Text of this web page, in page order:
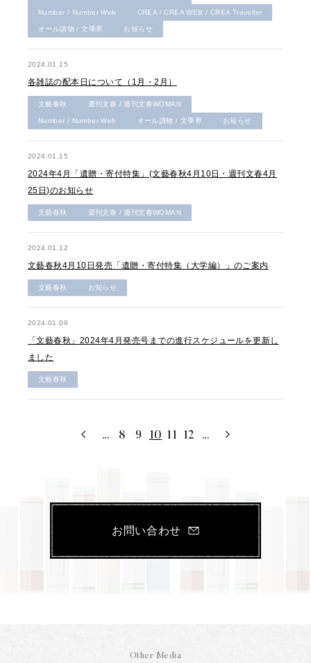
Number / Number Web CREA / CREA WEB / CREA Traveller
オール讀物 / 文學界 お知らせ
2024.01.15
各雑誌の配本日について（1月・2月）
文藝春秋 週刊文春 / 週刊文春WOMAN
Number / Number Web オール讀物 / 文學界 お知らせ
2024.01.15
2024年4月「遺贈・寄付特集」(文藝春秋4月10日・週刊文春4月
25日)のお知らせ
文藝春秋 週刊文春 / 週刊文春WOMAN
2024.01.12
文藝春秋4月10日発売「遺贈・寄付特集（大学編）」のご案内
文藝春秋 お知らせ
2024.01.09
「文藝春秋」2024年4月発売号までの進行スケジュールを更新し
ました
文藝春秋
... 8 9 10 11 12 ...
お問い合わせ
Other Media